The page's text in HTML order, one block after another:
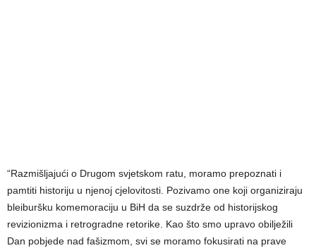
“Razmišljajući o Drugom svjetskom ratu, moramo prepoznati i
pamtiti historiju u njenoj cjelovitosti. Pozivamo one koji organiziraju
bleiburšku komemoraciju u BiH da se suzdrže od historijskog
revizionizma i retrogradne retorike. Kao što smo upravo obilježili
Dan pobjede nad fašizmom, svi se moramo fokusirati na prave